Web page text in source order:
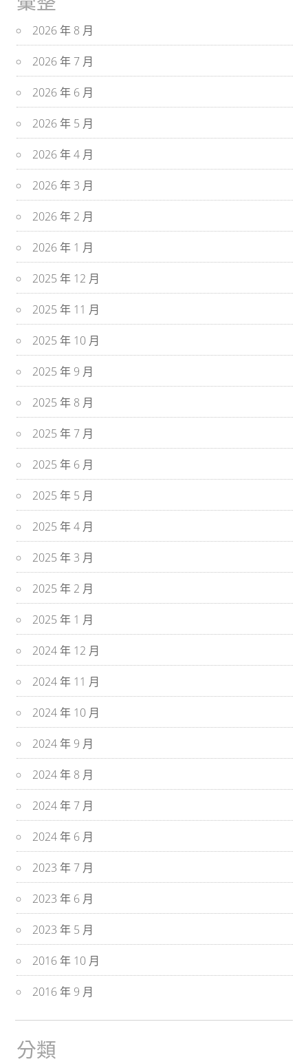
2026 年 8 月
2026 年 7 月
2026 年 6 月
2026 年 5 月
2026 年 4 月
2026 年 3 月
2026 年 2 月
2026 年 1 月
2025 年 12 月
2025 年 11 月
2025 年 10 月
2025 年 9 月
2025 年 8 月
2025 年 7 月
2025 年 6 月
2025 年 5 月
2025 年 4 月
2025 年 3 月
2025 年 2 月
2025 年 1 月
2024 年 12 月
2024 年 11 月
2024 年 10 月
2024 年 9 月
2024 年 8 月
2024 年 7 月
2024 年 6 月
2023 年 7 月
2023 年 6 月
2023 年 5 月
2016 年 10 月
2016 年 9 月
分類